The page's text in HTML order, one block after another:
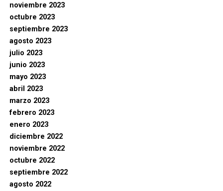
noviembre 2023
octubre 2023
septiembre 2023
agosto 2023
julio 2023
junio 2023
mayo 2023
abril 2023
marzo 2023
febrero 2023
enero 2023
diciembre 2022
noviembre 2022
octubre 2022
septiembre 2022
agosto 2022